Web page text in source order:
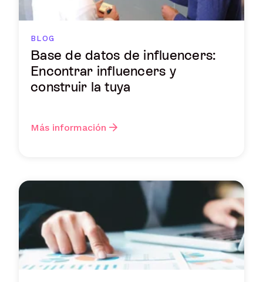
BLOG
Base de datos de influencers:
Encontrar influencers y
construir la tuya
Más información